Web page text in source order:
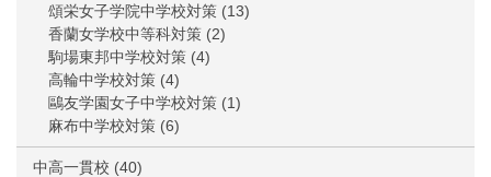
頌栄女子学院中学校対策 (13)
香蘭女学校中等科対策 (2)
駒場東邦中学校対策 (4)
高輪中学校対策 (4)
鷗友学園女子中学校対策 (1)
麻布中学校対策 (6)
中高一貫校 (40)